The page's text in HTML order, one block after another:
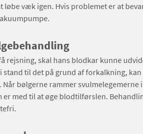
væk igen. Hvis problemet er at
rejsning, skal hans blodkar kunne
stand til det på grund af forkalkning,
bølgerne rammer svulmelegemerne
med til at øge blodtilførslen.